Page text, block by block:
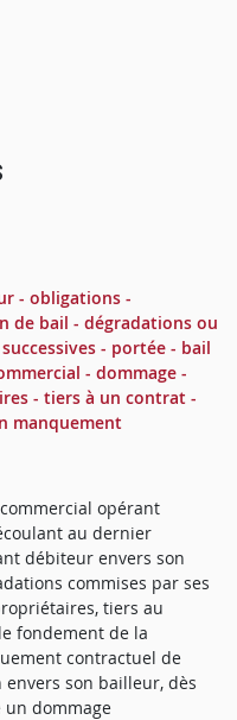
- obligations -
de bail - dégradations ou
- portée - bail
- dommage -
- tiers à un contrat -
manquement
opérant
au dernier
débiteur envers son
commises par ses
tiers au
fondement de la
contractuel de
son bailleur, dès
un dommage